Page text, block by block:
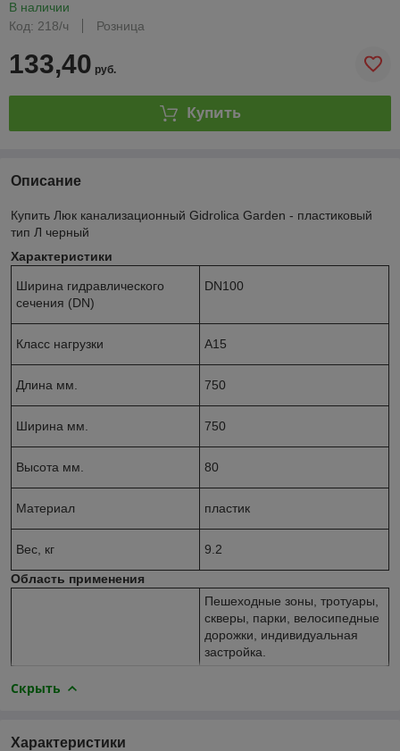
В наличии
Код: 218/ч
Розница
133,40 руб.
Купить
Описание
Купить Люк канализационный Gidrolica Garden - пластиковый
тип Л черный
Характеристики
Ширина гидравлического
сечения (DN)
DN100
Класс нагрузки A15
Длина мм. 750
Ширина мм. 750
Высота мм. 80
Материал пластик
Вес, кг 9.2
Область применения
Пешеходные зоны, тротуары,
скверы, парки, велосипедные
дорожки, индивидуальная
застройка.
Скрыть
Характеристики